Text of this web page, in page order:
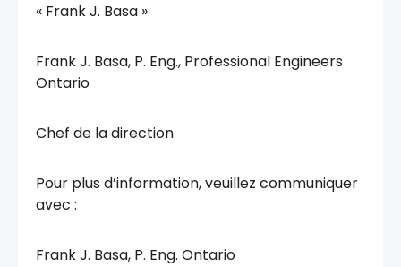
« Frank J. Basa »
Frank J. Basa, P. Eng., Professional Engineers
Ontario
Chef de la direction
Pour plus d’information, veuillez communiquer
avec :
Frank J. Basa, P. Eng. Ontario